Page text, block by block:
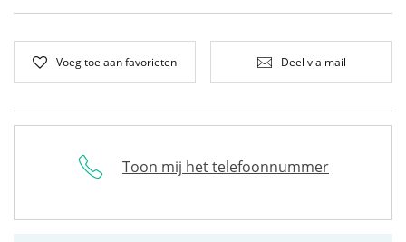
Voeg toe aan favorieten Deel via mail
Toon mij het telefoonnummer